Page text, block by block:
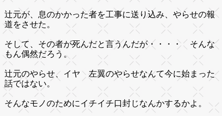
辻元が、息のかかった者を工事に送り込み、やらせの報
道をさせた。
そして、その者が死んだと言うんだが・・・・ そんな
もん偶然だろう。
辻元のやらせ、イヤ 左翼のやらせなんて今に始まった
話ではない。
そんなモノのためにイチイチ口封じなんかするかよ。